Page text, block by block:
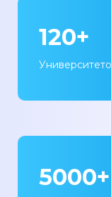
120+
5000+